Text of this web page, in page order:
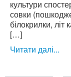
культури
совки
білокрилки, літ
[…]
Читати далі...